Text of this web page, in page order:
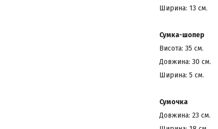
Ширина: 13 см.
Сумка-шопер
Висота: 35 см.
Довжина: 30 см.
Ширина: 5 см.
Сумочка
Довжина: 23 см.